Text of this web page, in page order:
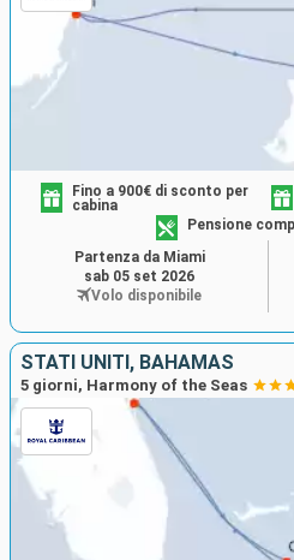
Fino a 900€ di sconto per
cabina
Pensione
Partenza da Miami
sab 05 set 2026
Volo disponibile
STATI UNITI, BAHAMAS
5 giorni, Harmony of the Seas